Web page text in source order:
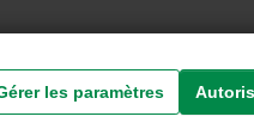
les paramètres